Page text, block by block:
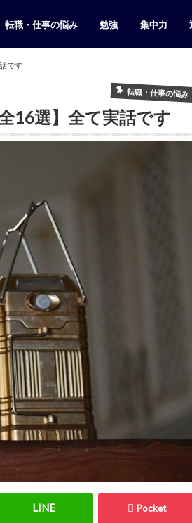
転職・仕事の悩み 勉強 集中力
です
転職・仕事の悩み
16選】全て実話です
Pocket